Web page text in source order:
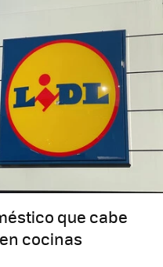
que cabe
cocinas